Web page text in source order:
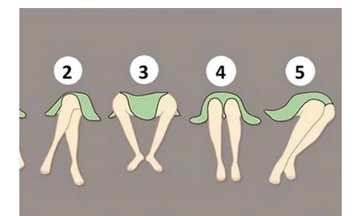
WN
TAPANULI
SELATAN
WN
TANJUNG
LESUNG